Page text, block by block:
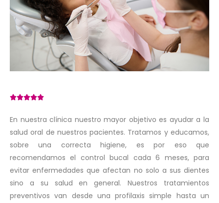

En nuestra clínica nuestro mayor objetivo es ayudar a la
salud oral de nuestros pacientes. Tratamos y educamos,
sobre una correcta higiene, es por eso que
recomendamos el control bucal cada 6 meses, para
evitar enfermedades que afectan no solo a sus dientes
sino a su salud en general. Nuestros tratamientos
preventivos van desde una profilaxis simple hasta un